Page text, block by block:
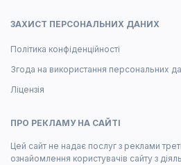
ЗАХИСТ ПЕРСОНАЛЬНИХ ДАНИХ
Політика конфіденційності
Згода на використання персональних
Ліцензія
ПРО РЕКЛАМУ НА САЙТІ
Цей сайт не надає послуг з реклами
ознайомлення користувачів сайту з